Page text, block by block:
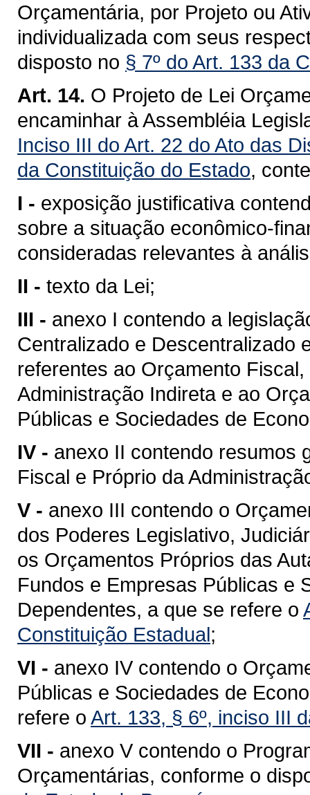
Orçamentária, por Projeto ou
individualizada com seus
disposto no § 7º do Art. 133 da
Art. 14. O Projeto de Lei
encaminhar à Assembléia
Inciso III do Art. 22 do Ato das
da Constituição do Estado,
I - exposição justificativa
sobre a situação econômico-
consideradas relevantes à
II - texto da Lei;
III - anexo I contendo a
Centralizado e Descentralizado
referentes ao Orçamento
Administração Indireta e ao
Públicas e Sociedades de
IV - anexo II contendo resumos
Fiscal e Próprio da
V - anexo III contendo o
dos Poderes Legislativo,
os Orçamentos Próprios das
Fundos e Empresas Públicas e
Dependentes, a que se refere o
Constituição Estadual;
VI - anexo IV contendo o
Públicas e Sociedades de
refere o Art. 133, § 6º, inciso III
VII - anexo V contendo o
Orçamentárias, conforme o